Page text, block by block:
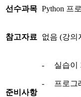
선수과목 Python 프
참고자료 없음 (강의
준비사항
- 실습이
- 프로그래